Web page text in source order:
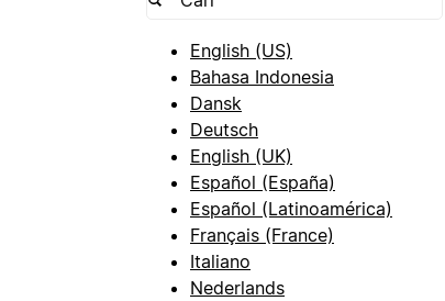
English (US)
Bahasa Indonesia
Dansk
Deutsch
English (UK)
Español (España)
Español (Latinoamérica)
Français (France)
Italiano
Nederlands